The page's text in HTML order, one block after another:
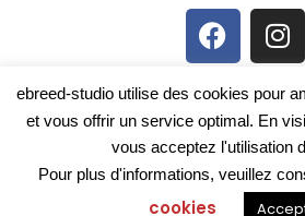
E-BREED
LÉGALES|RÉALISATION :
ebreed-studio utilise des cookies pour
et vous offrir un service optimal. En
vous acceptez l'utilisation
Pour plus d'informations, veuillez
cookies